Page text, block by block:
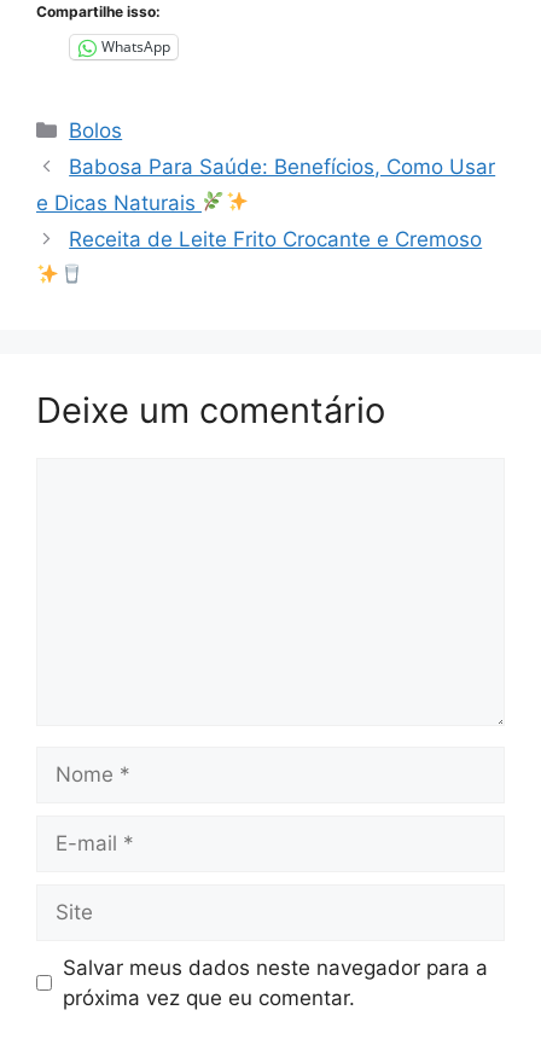
Compartilhe isso:
WhatsApp
Categorias
Bolos
Babosa Para Saúde: Benefícios, Como Usar
e Dicas Naturais
Receita de Leite Frito Crocante e Cremoso
Deixe um comentário
mail
Salvar meus dados neste navegador para a
próxima vez que eu comentar.